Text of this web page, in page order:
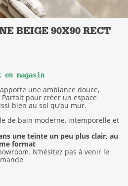
BEIGE 90X90 RECT
magasin
une ambiance douce,
pour créer un espace
bien au sol qu’au mur.
de bain moderne, intemporelle et
une teinte un peu plus clair, au
format
N’hésitez pas à venir le